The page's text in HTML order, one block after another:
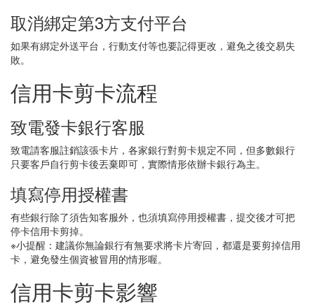
取消綁定第3方支付平台
如果有綁定外送平台，行動支付等也要記得更改，避免之後交易失
敗。
信用卡剪卡流程
致電發卡銀行客服
致電請客服註銷該張卡片，各家銀行對剪卡規定不同，但多數銀行
只要客戶自行剪卡後丟棄即可，實際情形依辦卡銀行為主。
填寫停用授權書
有些銀行除了須告知客服外，也須填寫停用授權書，提交後才可把
停卡信用卡剪掉。
※小提醒：建議你無論銀行有無要求將卡片寄回，都還是要剪掉信用
卡，避免發生個資被冒用的情形喔。
信用卡剪卡影響